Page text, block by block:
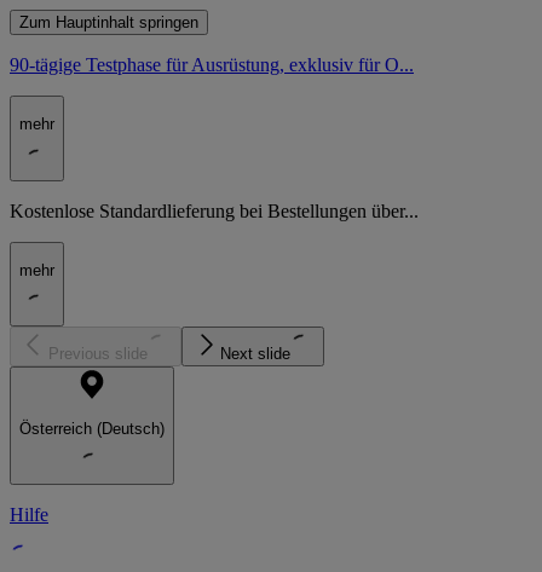
Zum Hauptinhalt springen
90-tägige Testphase für Ausrüstung, exklusiv für O...
mehr
Kostenlose Standardlieferung bei Bestellungen über...
mehr
Previous slide Next slide
Österreich (Deutsch)
Hilfe